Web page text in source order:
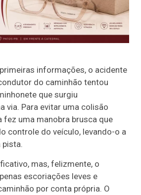
informações, o acidente
do caminhão tentou
que surgiu
via. Para evitar uma colisão
uma manobra brusca que
controle do veículo, levando-o a
pista.
mas, felizmente, o
escoriações leves e
por conta própria. O